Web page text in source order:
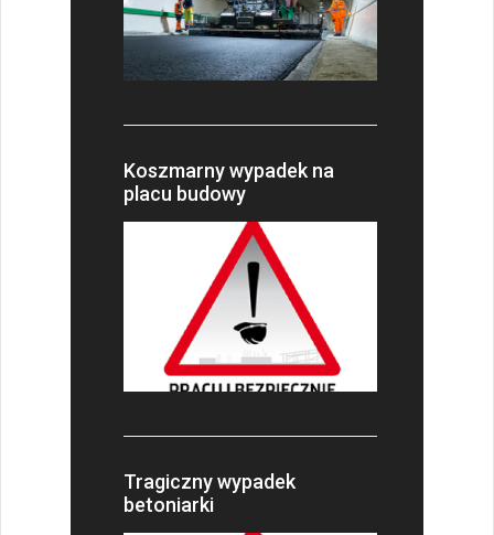
Koszmarny wypadek na
placu budowy
Tragiczny wypadek
betoniarki